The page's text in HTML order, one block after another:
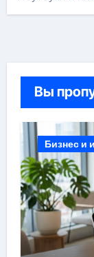
Вы
Бизнес и